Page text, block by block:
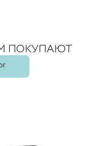
ПОКУПАЮТ